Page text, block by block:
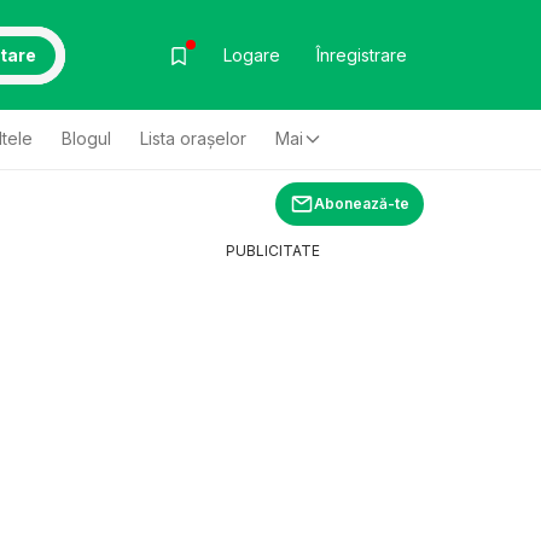
Logare Înregistrare
Blogul Lista oraşelor Mai
Abonează-te
PUBLICITATE